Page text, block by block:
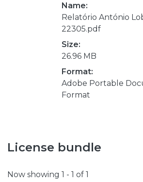
Name:
Relatório António
22305.pdf
Size:
26.96 MB
Format:
Adobe Portable
Format
License bundle
Now showing 1 - 1 of 1